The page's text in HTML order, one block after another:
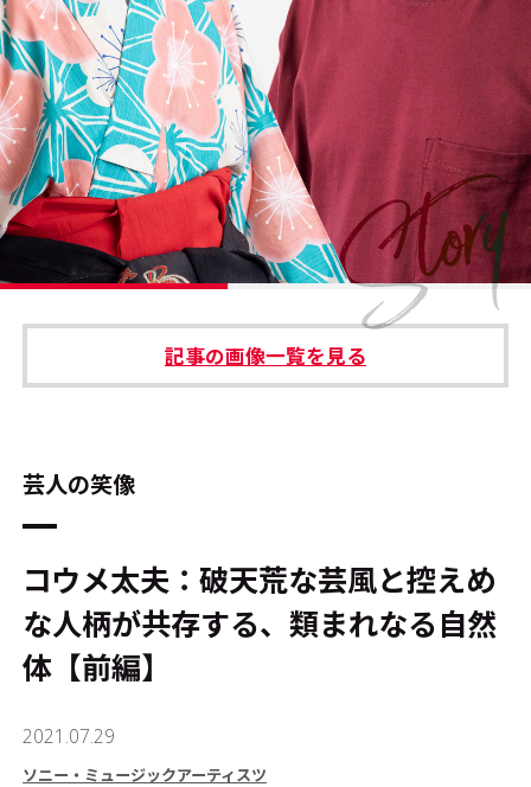
#エンタメ業界のちょっといい話
#サステナブルな取り組み #スタッフが語る
#リクルート
運営会社 プライバシーポリシー
本サイトご利用にあたって Cookie Settings
記事の画像一覧を見る
芸人の笑像
コウメ太夫：破天荒な芸風と控えめ
な人柄が共存する、類まれなる自然
体【前編】
2021.07.29
ソニー・ミュージックアーティスツ